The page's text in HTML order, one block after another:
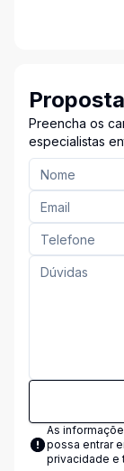
Proposta
Preencha os
especialistas
As
possa entrar
privacidade e